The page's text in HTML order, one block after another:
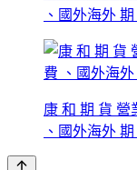
、國外海外
康 和 期 貨 營
、國外海外